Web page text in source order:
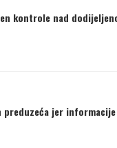
kontrole nad
jer